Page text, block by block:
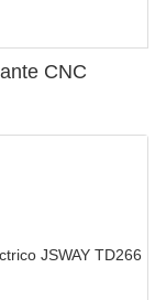
CNC